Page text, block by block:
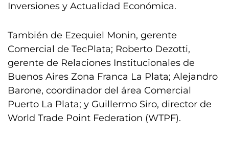
Inversiones y Actualidad Económica.
También de Ezequiel Monin, gerente
Comercial de TecPlata; Roberto Dezotti,
gerente de Relaciones Institucionales de
Buenos Aires Zona Franca La Plata; Alejandro
Barone, coordinador del área Comercial
Puerto La Plata; y Guillermo Siro, director de
World Trade Point Federation (WTPF).